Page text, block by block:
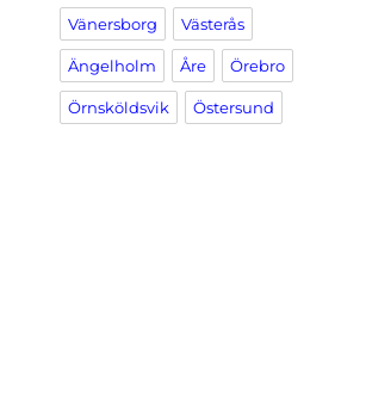
Vänersborg Västerås
Ängelholm Åre Örebro
Örnsköldsvik Östersund